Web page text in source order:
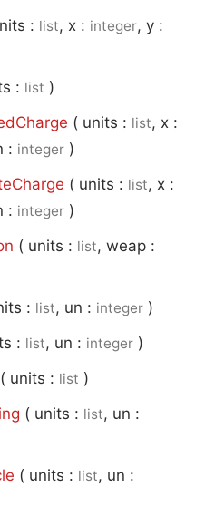
: list, x : integer, y :
: list )
( units : list, x :
: integer )
( units : list, x :
: integer )
( units : list, weap :
: list, un : integer )
: list, un : integer )
( units : list )
( units : list, un :
( units : list, un :